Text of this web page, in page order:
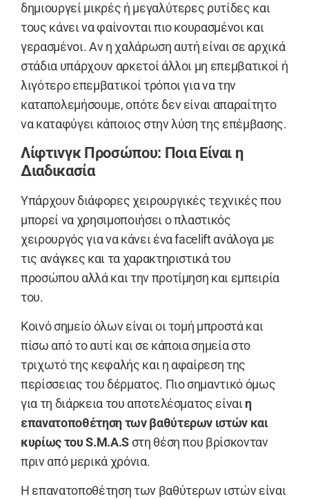
δημιουργεί μικρές ή μεγαλύτερες ρυτίδες και
τους κάνει να φαίνονται πιο κουρασμένοι και
γερασμένοι. Αν η χαλάρωση αυτή είναι σε αρχικά
στάδια υπάρχουν αρκετοί άλλοι μη επεμβατικοί ή
λιγότερο επεμβατικοί τρόποι για να την
καταπολεμήσουμε, οπότε δεν είναι απαραίτητο
να καταφύγει κάποιος στην λύση της επέμβασης.
Λίφτινγκ Προσώπου: Ποια Είναι η
Διαδικασία
Υπάρχουν διάφορες χειρουργικές τεχνικές που
μπορεί να χρησιμοποιήσει ο πλαστικός
χειρουργός για να κάνει ένα facelift ανάλογα με
τις ανάγκες και τα χαρακτηριστικά του
προσώπου αλλά και την προτίμηση και εμπειρία
του.
Κοινό σημείο όλων είναι οι τομή μπροστά και
πίσω από το αυτί και σε κάποια σημεία στο
τριχωτό της κεφαλής και η αφαίρεση της
περίσσειας του δέρματος. Πιο σημαντικό όμως
για τη διάρκεια του αποτελέσματος είναι η
επανατοποθέτηση των βαθύτερων ιστών και
κυρίως του S.M.A.Sστη θέση που βρίσκονταν
πριν από μερικά χρόνια.
Η επανατοποθέτηση των βαθύτερων ιστών είναι